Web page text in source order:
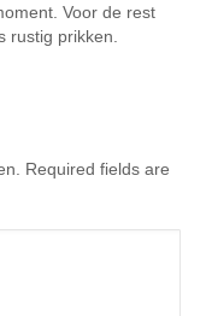
Voor de rest
rustig prikken.
Required fields are